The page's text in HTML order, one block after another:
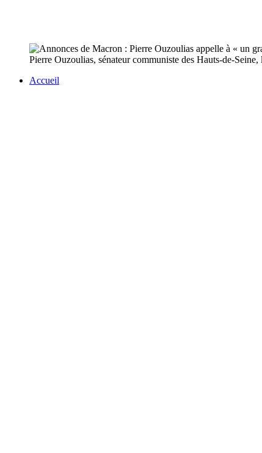
Pierre Ouzoulias, sénateur communiste des Hauts-de-
Accueil